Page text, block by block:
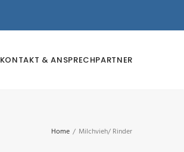
KONTAKT & ANSPRECHPARTNER
Home / Milchvieh/ Rinder